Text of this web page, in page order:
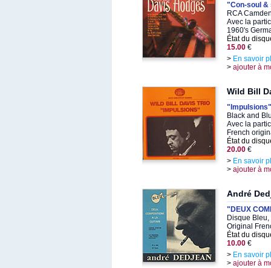
"Con-soul &
RCA
Avec la
1960's
État du
15.00 €
> En savoir
> ajouter à
Wild Bill
"Impulsions"
Black and
Avec la
French
État du
20.00 €
> En savoir
> ajouter à
André
"DEUX
Disque
Original
État du
10.00 €
> En savoir
> ajouter à